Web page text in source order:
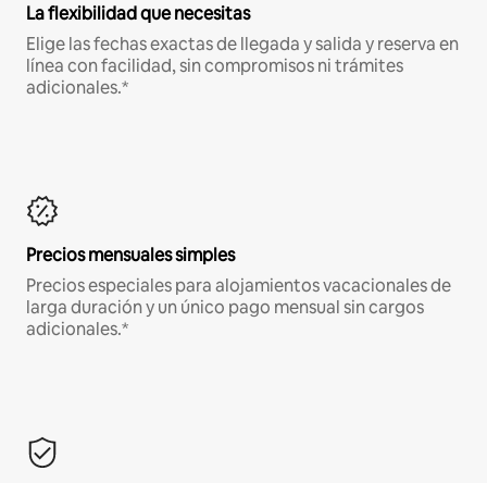
La flexibilidad que necesitas
Elige las fechas exactas de llegada y salida y reserva en
línea con facilidad, sin compromisos ni trámites
adicionales.*
Precios mensuales simples
Precios especiales para alojamientos vacacionales de
larga duración y un único pago mensual sin cargos
adicionales.*